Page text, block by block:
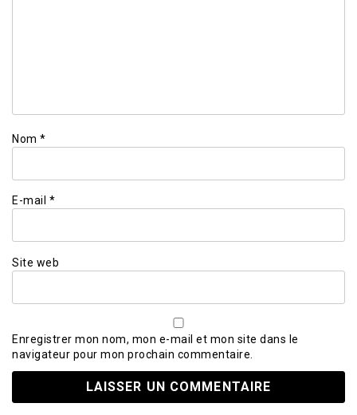
Nom *
E-mail *
Site web
Enregistrer mon nom, mon e-mail et mon site dans le
navigateur pour mon prochain commentaire.